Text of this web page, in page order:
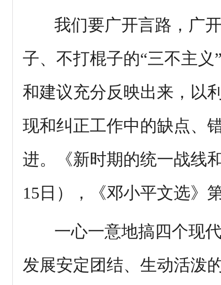
我们要广开言路，广
子、不打棍子的“三不主
和建议充分反映出来，以
现和纠正工作中的缺点、
进。《新时期的统一战线
15日），《邓小平文选》
一心一意地搞四个现
发展安定团结、生动活泼